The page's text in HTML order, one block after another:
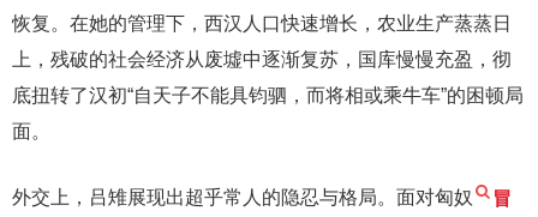
恢复。在她的管理下，西汉人口快速增长，农业生产蒸蒸日
上，残破的社会经济从废墟中逐渐复苏，国库慢慢充盈，彻
底扭转了汉初“自天子不能具钧驷，而将相或乘牛车”的困顿局
面。
外交上，吕雉展现出超乎常人的隐忍与格局。面对匈奴
冒